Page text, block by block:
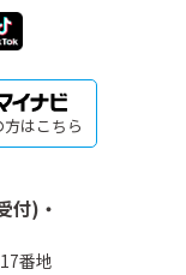
はこちら
付)・
番地